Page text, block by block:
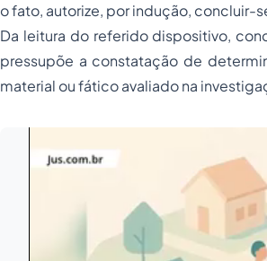
o fato, autorize, por indução, concluir-
Da leitura do referido dispositivo,
pressupõe a constatação de
material ou fático avaliado na